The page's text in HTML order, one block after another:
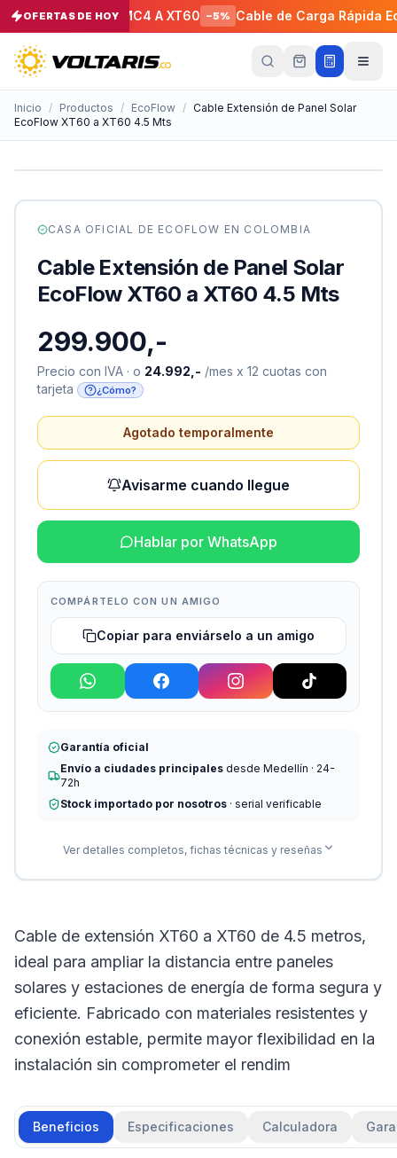
OFERTAS DE HOY
Solar de MC4 A XT60 −5% Cable de Carga Rápida
Inicio / Productos / EcoFlow / Cable Extensión de Panel Solar
EcoFlow XT60 a XT60 4.5 Mts
CASA OFICIAL DE ECOFLOW EN COLOMBIA
Cable Extensión de Panel Solar
EcoFlow XT60 a XT60 4.5 Mts
299.900,-
Precio con IVA · o 24.992,- /mes x 12 cuotas con
tarjeta
¿Cómo?
Agotado temporalmente
Avisarme cuando llegue
Hablar por WhatsApp
COMPÁRTELO CON UN AMIGO
Copiar para enviárselo a un amigo
Garantía oficial
Envío a ciudades principales desde Medellín · 24-
72h
Stock importado por nosotros · serial verificable
Ver detalles completos, fichas técnicas y reseñas
Cable de extensión XT60 a XT60 de 4.5 metros,
ideal para ampliar la distancia entre paneles
solares y estaciones de energía de forma segura y
eficiente. Fabricado con materiales resistentes y
conexión estable, permite mayor flexibilidad en la
instalación sin comprometer el rendim
Beneficios Especificaciones Calculadora
Tu
Vacío
Tu
vacío
al
y
págalos
productos